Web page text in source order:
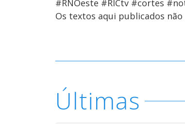
#RNOeste #RICtv #cortes
Os textos aqui publicados
Últimas